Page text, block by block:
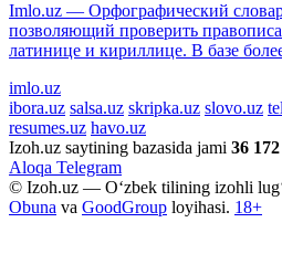
Imlo.uz — Орфографический
позволяющий проверить
латинице и кириллице. В базе
imlo.uz
ibora.uz salsa.uz skripka.uz slovo.uz
resumes.uz havo.uz
Izoh.uz saytining bazasida jami 36 172
Aloqa Telegram
© Izoh.uz — O‘zbek tilining izohli
Obuna va GoodGroup loyihasi. 18+